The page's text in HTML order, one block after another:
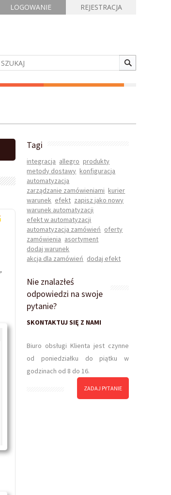
REJESTRACJA
LOGOWANIE
,
Tagi
integracja allegro produkty
metody dostawy konfiguracja
automatyzacja
zarządzanie zamówieniami kurier
warunek efekt zapisz jako nowy
warunek automatyzacji
efekt w automatyzacji
automatyzacja zamówień oferty
zamówienia asortyment
dodaj warunek
akcja dla zamówień dodaj efekt
Nie znalazłeś
odpowiedzi na swoje
pytanie?
SKONTAKTUJ SIĘ Z NAMI
Biuro obsługi Klienta jest czynne
od poniedziałku do piątku w
godzinach od 8 do 16.
ZADAJ PYTANIE